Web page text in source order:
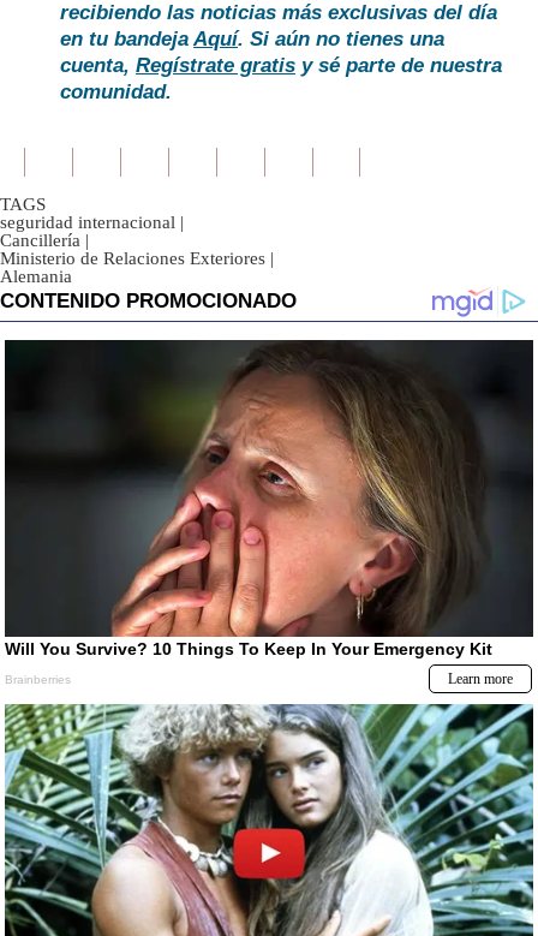
recibiendo las noticias más exclusivas del día
en tu bandejaAquí. Si aún no tienes una
cuenta, Regístrate gratis y sé parte de nuestra
comunidad.
TAGS
seguridad internacional |
Cancillería |
Ministerio de Relaciones Exteriores |
Alemania